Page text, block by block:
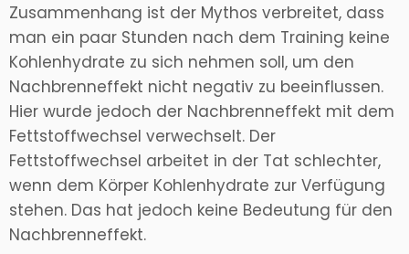
Zusammenhang ist der Mythos verbreitet, dass
man ein paar Stunden nach dem Training keine
Kohlenhydrate zu sich nehmen soll, um den
Nachbrenneffekt nicht negativ zu beeinflussen.
Hier wurde jedoch der Nachbrenneffekt mit dem
Fettstoffwechsel verwechselt. Der
Fettstoffwechsel arbeitet in der Tat schlechter,
wenn dem Körper Kohlenhydrate zur Verfügung
stehen. Das hat jedoch keine Bedeutung für den
Nachbrenneffekt.